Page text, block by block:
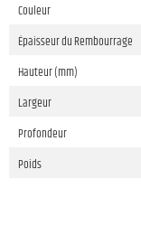
Couleur
Épaisseur du Rembourrage
Hauteur (mm)
Largeur
Profondeur
Poids